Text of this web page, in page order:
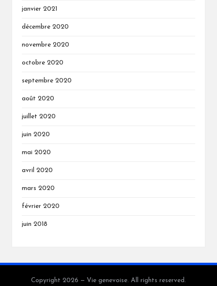
janvier 2021
décembre 2020
novembre 2020
octobre 2020
septembre 2020
août 2020
juillet 2020
juin 2020
mai 2020
avril 2020
mars 2020
février 2020
juin 2018
Copyright 2026 — Vie genevoise. All rights reserved.